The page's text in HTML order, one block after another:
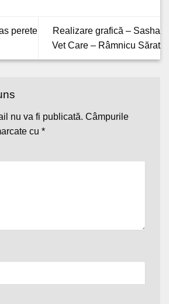
perete
Realizare grafică – Sasha
Vet Care – Râmnicu Sărat
nu va fi publicată. Câmpurile
cu *